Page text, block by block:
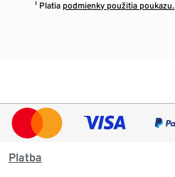
¹ Platia podmienky použitia poukazu.
Platba